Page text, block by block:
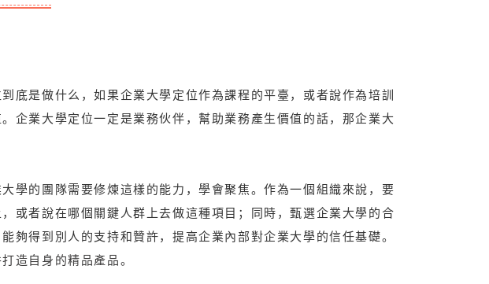
底是做什么，如果企業大學定位作為課程的平臺，或者說作為培訓
企業大學定位一定是業務伙伴，幫助業務產生價值的話，那企業大
學的團隊需要修煉這樣的能力，學會聚焦。作為一個組織來說，要
或者說在哪個關鍵人群上去做這種項目；同時，甄選企業大學的合
夠得到別人的支持和贊許，提高企業內部對企業大學的信任基礎。
造自身的精品產品。